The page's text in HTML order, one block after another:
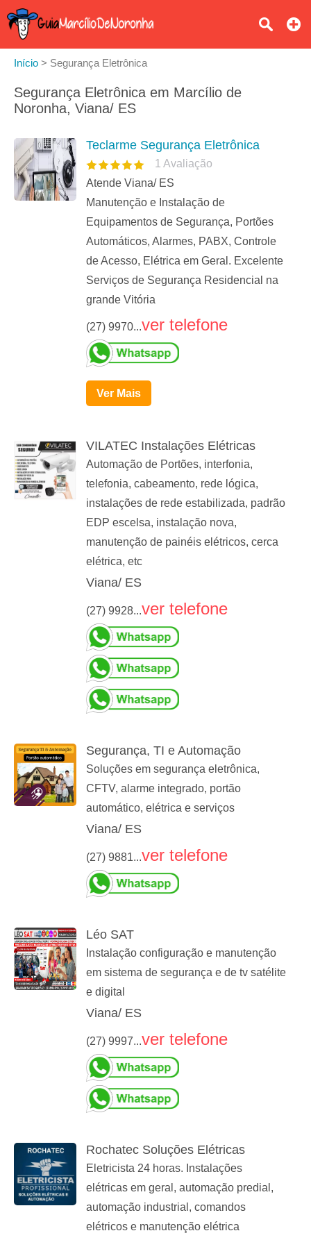
Início > Segurança Eletrônica
Segurança Eletrônica em Marcílio de
Noronha, Viana/ ES
Teclarme Segurança Eletrônica
1 Avaliação
Atende Viana/ ES
Manutenção e Instalação de
Equipamentos de Segurança, Portões
Automáticos, Alarmes, PABX, Controle
de Acesso, Elétrica em Geral. Excelente
Serviços de Segurança Residencial na
grande Vitória
(27) 9970...ver telefone
Ver Mais
VILATEC Instalações Elétricas
Automação de Portões, interfonia,
telefonia, cabeamento, rede lógica,
instalações de rede estabilizada, padrão
EDP escelsa, instalação nova,
manutenção de painéis elétricos, cerca
elétrica, etc
Viana/ ES
(27) 9928...ver telefone
Segurança, TI e Automação
Soluções em segurança eletrônica,
CFTV, alarme integrado, portão
automático, elétrica e serviços
Viana/ ES
(27) 9881...ver telefone
Léo SAT
Instalação configuração e manutenção
em sistema de segurança e de tv satélite
e digital
Viana/ ES
(27) 9997...ver telefone
Rochatec Soluções Elétricas
Eletricista 24 horas. Instalações
elétricas em geral, automação predial,
automação industrial, comandos
elétricos e manutenção elétrica